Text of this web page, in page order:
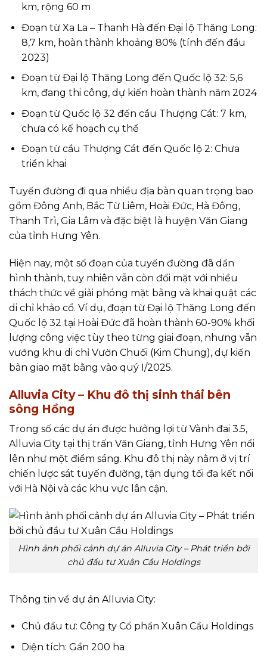
km, rộng 60 m
Đoạn từ Xa La – Thanh Hà đến Đại lộ Thăng Long:
8,7 km, hoàn thành khoảng 80% (tính đến đầu
2023)
Đoạn từ Đại lộ Thăng Long đến Quốc lộ 32: 5,6
km, đang thi công, dự kiến hoàn thành năm 2024
Đoạn từ Quốc lộ 32 đến cầu Thượng Cát: 7 km,
chưa có kế hoạch cụ thể
Đoạn từ cầu Thượng Cát đến Quốc lộ 2: Chưa
triển khai
Tuyến đường đi qua nhiều địa bàn quan trọng bao
gồm Đông Anh, Bắc Từ Liêm, Hoài Đức, Hà Đông,
Thanh Trì, Gia Lâm và đặc biệt là huyện Văn Giang
của tỉnh Hưng Yên.
Hiện nay, một số đoạn của tuyến đường đã dần
hình thành, tuy nhiên vẫn còn đối mặt với nhiều
thách thức về giải phóng mặt bằng và khai quật các
di chỉ khảo cổ. Ví dụ, đoạn từ Đại lộ Thăng Long đến
Quốc lộ 32 tại Hoài Đức đã hoàn thành 60-90% khối
lượng công việc tùy theo từng giai đoạn, nhưng vẫn
vướng khu di chỉ Vườn Chuối (Kim Chung), dự kiến
bàn giao mặt bằng vào quý I/2025.
Alluvia City – Khu đô thị sinh thái bên
sông Hồng
Trong số các dự án được hưởng lợi từ Vành đai 3.5,
Alluvia City tại thị trấn Văn Giang, tỉnh Hưng Yên nổi
lên như một điểm sáng. Khu đô thị này nằm ở vị trí
chiến lược sát tuyến đường, tận dụng tối đa kết nối
với Hà Nội và các khu vực lân cận.
Hình ảnh phối cảnh dự án Alluvia City – Phát triển bởi
chủ đầu tư Xuân Cầu Holdings
Thông tin về dự án Alluvia City:
Chủ đầu tư: Công ty Cổ phần Xuân Cầu Holdings
Diện tích: Gần 200 ha